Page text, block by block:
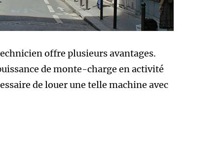
offre plusieurs avantages.
de monte-charge en activité
de louer une telle machine avec